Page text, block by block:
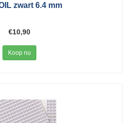
zwart 6.4 mm
€10,90
Koop nu